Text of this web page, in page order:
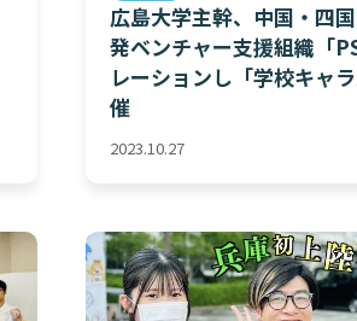
広島大学主幹、中国・四
発ベンチャー支援組織「
レーションし「学校キャ
催
2023.10.27